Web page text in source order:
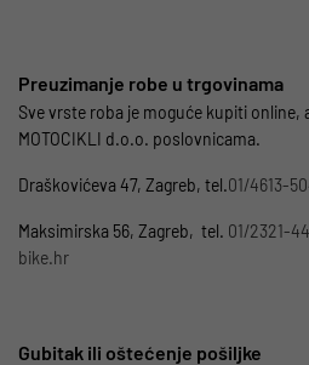
Preuzimanje robe u trgovinama
Sve vrste roba je moguće kupiti online,
MOTOCIKLI d.o.o. poslovnicama.
Draškovićeva 47, Zagreb, tel.01/4613-
Maksimirska 56, Zagreb, tel. 01/2321-
bike.hr
Gubitak ili oštećenje pošiljke